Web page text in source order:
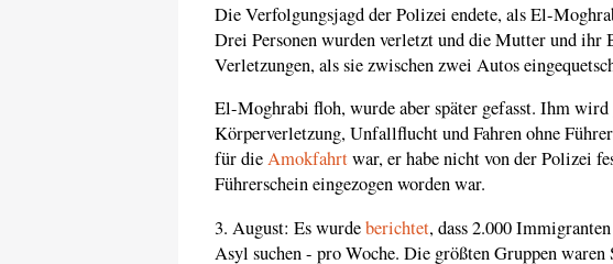
Die Verfolgungsjagd der Polizei endete, als El-
Drei Personen wurden verletzt und die Mutter und ihr
Verletzungen, als sie zwischen zwei Autos
El-Moghrabi floh, wurde aber später gefasst. Ihm wird
Körperverletzung, Unfallflucht und Fahren ohne
für dieAmokfahrtwar, er habe nicht von der Polizei
Führerschein eingezogen worden war.
3. August: Es wurdeberichtet, dass 2.000
Asyl suchen - pro Woche. Die größten Gruppen